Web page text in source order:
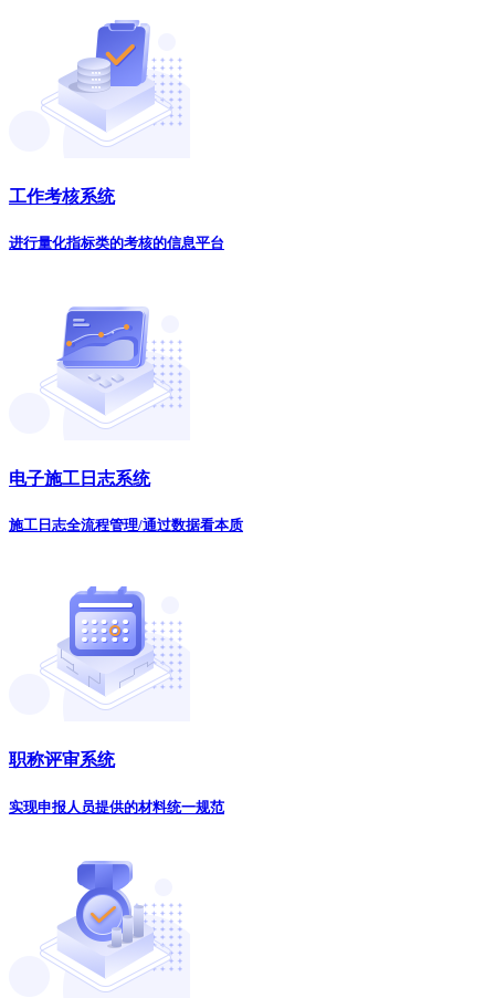
工作考核系统
进行量化指标类的考核的信息平台
电子施工日志系统
施工日志全流程管理/通过数据看本质
职称评审系统
实现申报人员提供的材料统一规范